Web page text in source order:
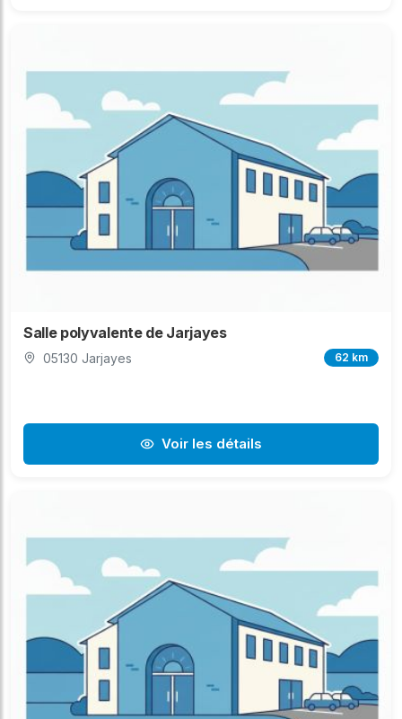
Salle polyvalente de Jarjayes
05130 Jarjayes 62 km
Voir les détails